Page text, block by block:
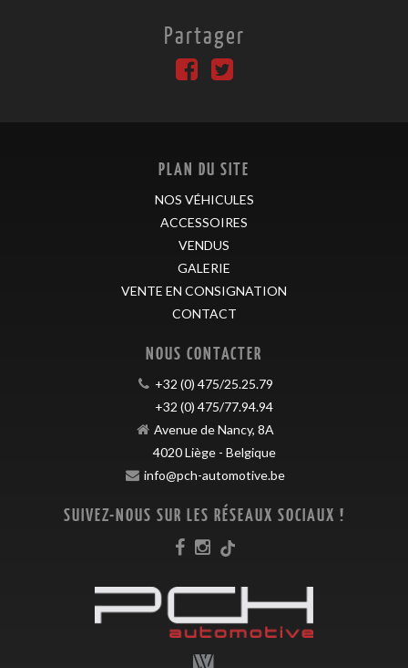
Partager
PLAN DU SITE
NOS VÉHICULES
ACCESSOIRES
VENDUS
GALERIE
VENTE EN CONSIGNATION
CONTACT
NOUS CONTACTER
+32 (0) 475/25.25.79
+32 (0) 475/77.94.94
Avenue de Nancy, 8A
4020Liège- Belgique
info@pch-automotive.be
SUIVEZ-NOUS SUR LES RÉSEAUX SOCIAUX !